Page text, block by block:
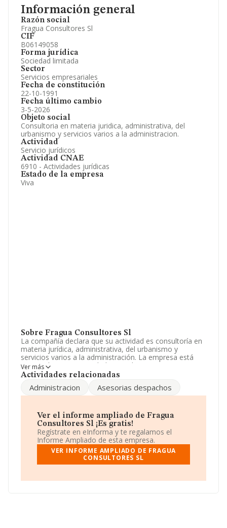
Información general
Razón social
Fragua Consultores Sl
CIF
B06149058
Forma jurídica
Sociedad limitada
Sector
Servicios empresariales
Fecha de constitución
22-10-1991
Fecha último cambio
3-5-2026
Objeto social
Consultoria en materia juridica, administrativa, del
urbanismo y servicios varios a la administracion.
Actividad
Servicio jurídicos
Actividad CNAE
6910 - Actividades jurídicas
Estado de la empresa
Viva
Sobre Fragua Consultores Sl
La compañía declara que su actividad es consultoría en
materia jurídica, administrativa, del urbanismo y
servicios varios a la administración. La empresa está
registrada como Sociedad Limitada. Su CNAE
corresponde a 6910 con código 'Actividades jurídicas'.
La plantilla se ha reducido un 50% y atendiendo a los
empleados de la compañía ha estado por debajo de la
media de sector.
Su teléfono es 924222006 y la dirección de correo es
8291829@gmail.com.
La sociedad españolaFragua Consultores S.L, con
núm. 15 1 A, (06002), Badajoz, Extremadura.
Ver más
Actividades relacionadas
Administracion Asesorias despachos
Ver el informe ampliado de Fragua
Consultores Sl ¡Es gratis!
Regístrate en eInforma y te regalamos el
Informe Ampliado de esta empresa.
VER INFORME AMPLIADO DE FRAGUA
CONSULTORES SL
Información oficial y registral complementaria.